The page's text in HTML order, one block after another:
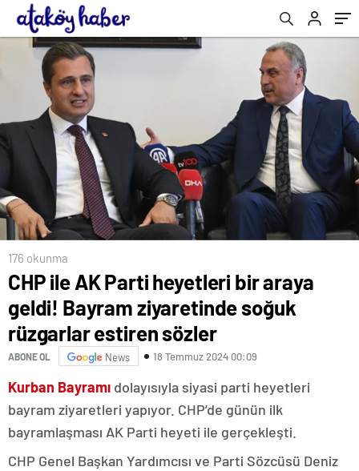
sözler
176 okunma
CHP ile AK Parti heyetleri bir araya
geldi! Bayram ziyaretinde soğuk
rüzgarlar estiren sözler
ABONE OL News 18 Temmuz 2024 00:09
Kurban Bayramı dolayısıyla siyasi parti heyetleri
bayram ziyaretleri yapıyor. CHP’de günün ilk
bayramlaşması AK Parti heyeti ile gerçekleşti.
CHP Genel Başkan Yardımcısı ve Parti Sözcüsü Deniz